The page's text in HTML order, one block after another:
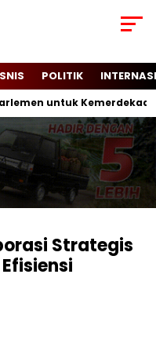
POLITIK
untuk Kemerdekaan
Strategis